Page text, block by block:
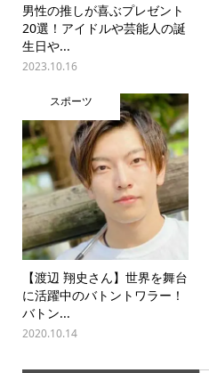
男性の推しが喜ぶプレゼント
20選！アイドルや芸能人の誕
生日や...
2023.10.16
スポーツ
【渡辺 翔史さん】世界を舞台
に活躍中のバトントワラー！
バトン...
2020.10.14